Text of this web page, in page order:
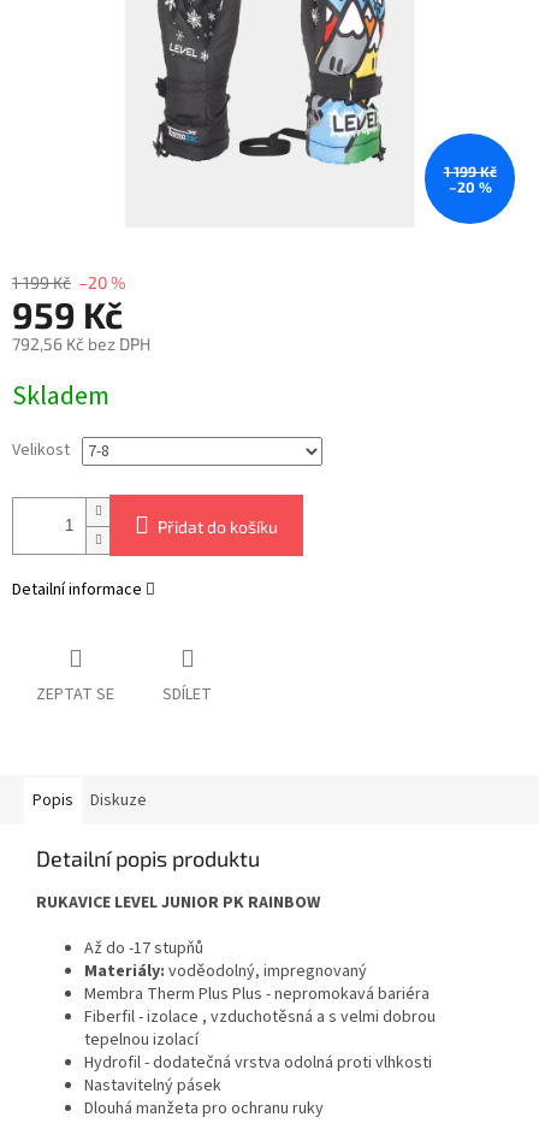
1 199 Kč
–20 %
1 199 Kč –20 %
959 Kč
792,56 Kč bez DPH
cena:
Skladem
Velikost
Přidat do košíku
Detailní informace
ZEPTAT SE SDÍLET
Popis Diskuze
Detailní popis produktu
RUKAVICE LEVEL JUNIOR PK RAINBOW
Až do -17 stupňů
Materiály: voděodolný, impregnovaný
Membra Therm Plus Plus - nepromokavá bariéra
Fiberfil - izolace , vzduchotěsná a s velmi dobrou
tepelnou izolací
Hydrofil - dodatečná vrstva odolná proti vlhkosti
Nastavitelný pásek
Dlouhá manžeta pro ochranu ruky